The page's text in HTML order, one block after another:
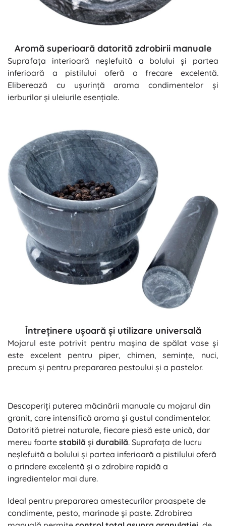
Aromă superioară datorită zdrobirii manuale
Suprafața interioară neșlefuită a bolului și partea
inferioară a pistilului oferă o frecare excelentă.
Eliberează cu ușurință aroma condimentelor și
ierburilor și uleiurile esențiale.
Întreținere ușoară și utilizare universală
Mojarul este potrivit pentru mașina de spălat vase și
este excelent pentru piper, chimen, semințe, nuci,
precum și pentru prepararea pestoului și a pastelor.
Descoperiți puterea măcinării manuale cu mojarul din
granit, care intensifică aroma și gustul condimentelor.
Datorită pietrei naturale, fiecare piesă este unică, dar
mereu foarte stabilă și durabilă. Suprafața de lucru
neșlefuită a bolului și partea inferioară a pistilului oferă
o prindere excelentă și o zdrobire rapidă a
ingredientelor mai dure.
Ideal pentru prepararea amestecurilor proaspete de
condimente, pesto, marinade și paste. Zdrobirea